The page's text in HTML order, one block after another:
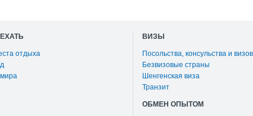
отдыха
ВИЗЫ
Посольства, консульства и
Безвизовые страны
Шенгенская виза
Транзит
ОБМЕН ОПЫТОМ